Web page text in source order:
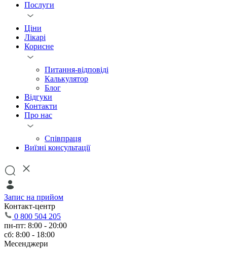
Послуги
Ціни
Лікарі
Корисне
Питання-відповіді
Калькулятор
Блог
Відгуки
Контакти
Про нас
Співпраця
Виїзні консультації
Запис на прийом
Контакт-центр
0 800 504 205
пн-пт: 8:00 - 20:00
сб: 8:00 - 18:00
Месенджери